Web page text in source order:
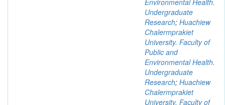
Environmental Health.
Undergraduate
Research; Huachiew
Chalermprakiet
University. Faculty of
Public and
Environmental Health.
Undergraduate
Research; Huachiew
Chalermprakiet
University. Faculty of